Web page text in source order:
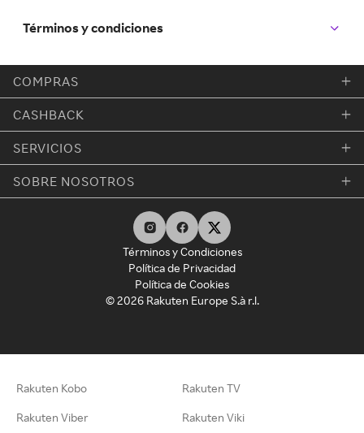
Términos y condiciones
COMPRAS
CASHBACK
SERVICIOS
SOBRE NOSOTROS
Términos y Condiciones
Política de Privacidad
Política de Cookies
© 2026 Rakuten Europe S.à r.l.
Rakuten Kobo Rakuten TV
Rakuten Viber Rakuten Viki